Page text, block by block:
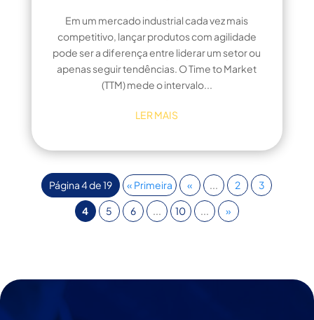
Em um mercado industrial cada vez mais
competitivo, lançar produtos com agilidade
pode ser a diferença entre liderar um setor ou
apenas seguir tendências. O Time to Market
(TTM) mede o intervalo...
LER MAIS
Página 4 de 19 « Primeira « ... 2 3
4 5 6 ... 10 ... »